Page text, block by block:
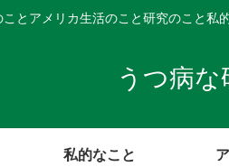
とアメリカ生活のこと研究のこと
うつ病
私的なこと